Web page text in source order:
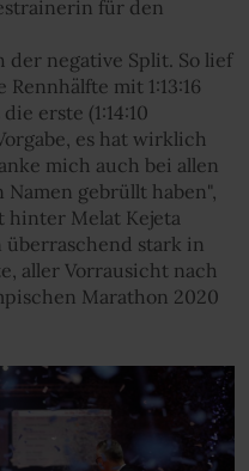
für den
negative Split. So lief
mit 1:13:16
erste (1:14:10
es hat wirklich
mich auch bei allen
gebrüllt haben",
hinter Melat Kejeta
überraschend stark in
aller Vorrausicht nach
Marathon 2020